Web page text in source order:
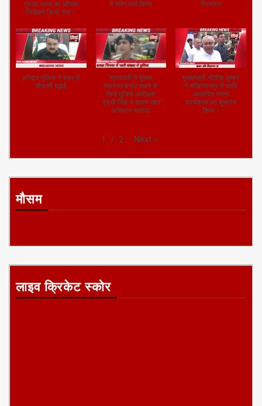
गुरुआ थाना का औचक
निरीक्षण किया गया।
में फ्लैग मार्च किया
गिरफ्तार
हरिद्वार पुलिस ने शहर में
चौकसी बढ़ाई
श्रावस्ती में सुरक्षा
व्यवस्था बनाए रखने के
लिये पुलिस अधीक्षक
प्राची सिंह ने सघन गश्त
अभियान चलाया
मुख्यमंत्री नीतीश कुमार
ने बख्तियारपुर में जाति
आधारित गणना
कार्यक्रम का शुभारंभ
किया।
1 / 2 Next »
मौसम
लाइव क्रिकेट स्कोर